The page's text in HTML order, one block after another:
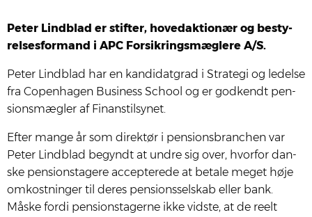
Peter Lind­blad er stif­ter, hove­d­ak­tio­nær og besty­
rel­ses­for­mand i APC For­sik­rings­mæg­le­re A/S.
Peter Lind­blad har en kan­di­dat­grad i Stra­te­gi og ledel­se
fra Copen­ha­gen Busi­ness School og er god­kendt pen­
sions­mæg­ler af Finan­stil­sy­net.
Efter man­ge år som direk­tør i pen­sions­bran­chen var
Peter Lind­blad begyndt at undre sig over, hvor­for dan­
ske pen­sions­ta­ge­re accep­te­re­de at beta­le meget høje
omkost­nin­ger til deres pen­sions­sel­skab eller bank.
Måske for­di pen­sions­ta­ger­ne ikke vid­ste, at de reelt